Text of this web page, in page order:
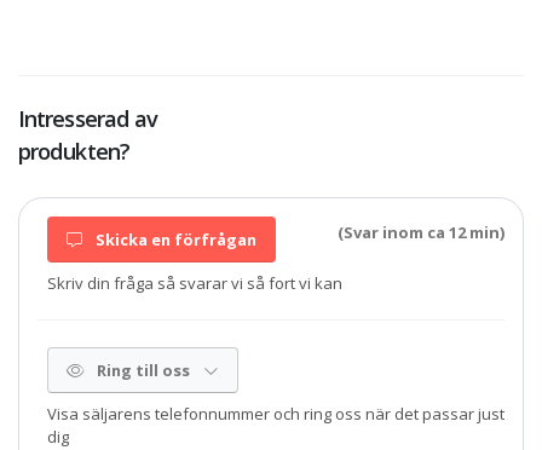
Intresserad av
produkten?
Skicka en förfrågan (Svar inom ca 12 min)
Skriv din fråga så svarar vi så fort vi kan
Ring till oss
Visa säljarens telefonnummer och ring oss när det passar just
dig